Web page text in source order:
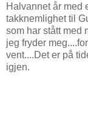
Halvannet år med
takknemlighet til
som har stått med
jeg fryder
vent....Det er på
igjen.